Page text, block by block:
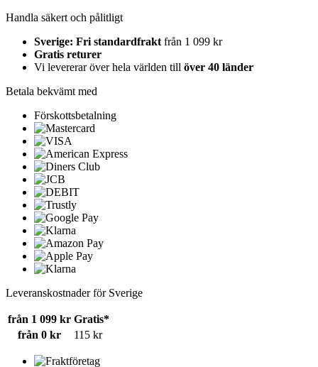
Handla säkert och pålitligt
Sverige: Fri standardfrakt från 1 099 kr
Gratis returer
Vi levererar över hela världen till över 40 länder
Betala bekvämt med
Förskottsbetalning
Leveranskostnader för Sverige
från 1 099 kr Gratis*
från 0 kr
115 kr